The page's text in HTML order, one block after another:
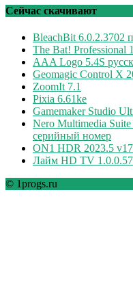
рубрикам
Сейчас скачивают
BleachBit 6.0.2.3702
The Bat! Professional
AAA Logo 5.4S
Geomagic Control X
ZoomIt 7.1
Pixia 6.61ke
Gamemaker Studio
Nero Multimedia
серийный номер
ON1 HDR 2023.5
Лайм HD TV 1.0.0.57
© 1progs.ru